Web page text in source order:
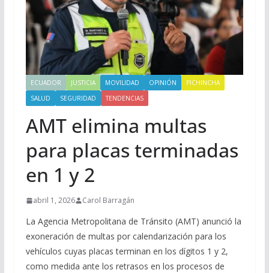
ECUADOR JUSTICIA MOVILIDAD OPINIÓN
PICHINCHA
SALUD
SEGURIDAD TENDENCIAS
AMT elimina multas
para placas terminadas
en 1 y 2
abril 1, 2026 Carol Barragán
La Agencia Metropolitana de Tránsito (AMT) anunció la
exoneración de multas por calendarización para los
vehículos cuyas placas terminan en los dígitos 1 y 2,
como medida ante los retrasos en los procesos de